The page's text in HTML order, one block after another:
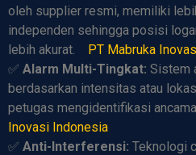
oleh supplier resmi, memiliki
independen sehingga posisi
lebih akurat.
PT Mabruka
✅ Alarm Multi-Tingkat: Sistem
berdasarkan intensitas atau
petugas mengidentifikasi
Inovasi Indonesia
✅ Anti-Interferensi: Teknologi